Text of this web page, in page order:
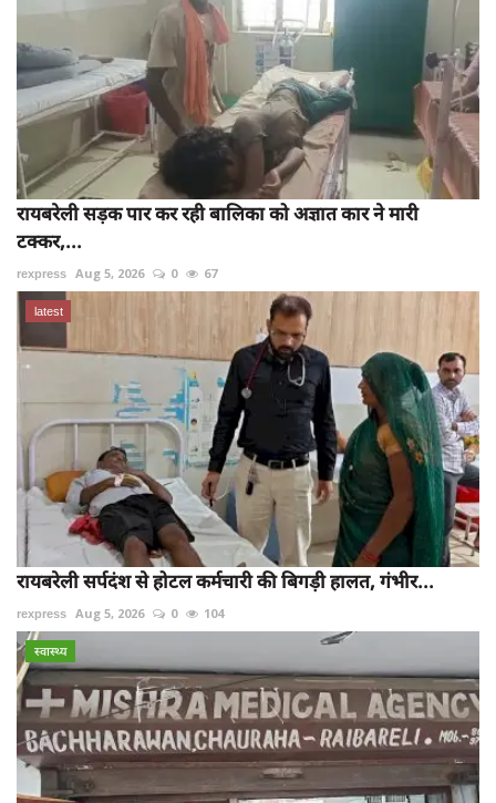
रायबरेली सड़क पार कर रही बालिका को अज्ञात कार ने मारी
टक्कर,...
rexpress Aug 5, 2026 0 67
latest
रायबरेली सर्पदंश से होटल कर्मचारी की बिगड़ी हालत, गंभीर...
rexpress Aug 5, 2026 0 104
स्वास्थ्य